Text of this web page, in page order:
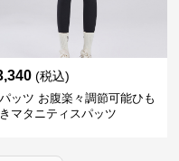
(税込)
ッツ お腹楽々調節可能ひも
マタニティスパッツ